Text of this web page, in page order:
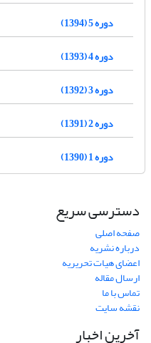
دوره 5 (1394)
دوره 4 (1393)
دوره 3 (1392)
دوره 2 (1391)
دوره 1 (1390)
دسترسی سریع
صفحه اصلی
درباره نشریه
اعضای هیات تحریریه
ارسال مقاله
تماس با ما
نقشه سایت
آخرین اخبار